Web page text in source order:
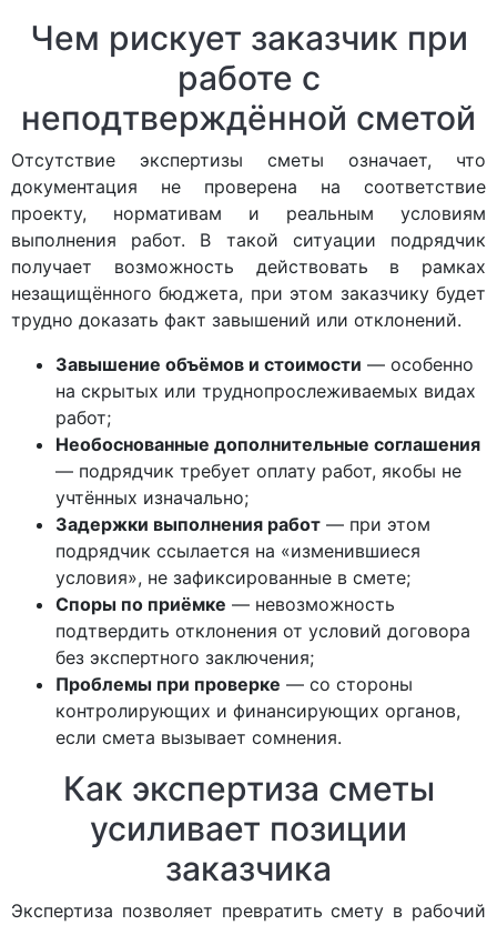
Чем рискует заказчик при
работе с
неподтверждённой сметой
Отсутствие экспертизы сметы означает, что
документация не проверена на соответствие
проекту, нормативам и реальным условиям
выполнения работ. В такой ситуации подрядчик
получает возможность действовать в рамках
незащищённого бюджета, при этом заказчику будет
трудно доказать факт завышений или отклонений.
Завышение объёмов и стоимости — особенно
на скрытых или труднопрослеживаемых видах
работ;
Необоснованные дополнительные соглашения
— подрядчик требует оплату работ, якобы не
учтённых изначально;
Задержки выполнения работ — при этом
подрядчик ссылается на «изменившиеся
условия», не зафиксированные в смете;
Споры по приёмке — невозможность
подтвердить отклонения от условий договора
без экспертного заключения;
Проблемы при проверке — со стороны
контролирующих и финансирующих органов,
если смета вызывает сомнения.
Как экспертиза сметы
усиливает позиции
заказчика
Экспертиза позволяет превратить смету в рабочий